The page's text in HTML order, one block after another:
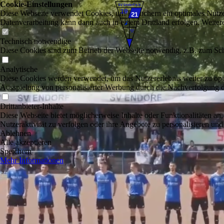
Cookie-Einstellungen
Diese Webseite verwendet Cookies, um Besuchern ein optimales
Datenverarbeitung kann dann auch in einem Drittland erfolgen.
Technisch notwendige
Diese Cookies sind zum Betrieb der Webseite notwendig, z.B. zum
Analytische
Diese Cookies werden verwendet, um das Nutzererlebnis weiter zu
Ausspielung von personalisierter Werbung durch die Nachverfolgung
Drittanbieter-Inhalte
Diese Webseite bietet möglicherweise Inhalte oder Funktionalitäten
Nutzeraktivität zu verfolgen oder ihre Angebote zu personalisieren
Ablehnen
Alle akzeptieren
Speichern
Mehr Informationen